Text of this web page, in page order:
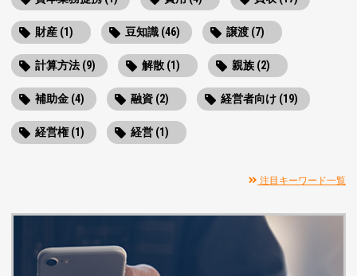
財産 (1) 豆知識 (46) 譲渡 (7)
計算方法 (9) 解散 (1) 親族 (2)
補助金 (4) 融資 (2) 経営者向け (19)
経営権 (1) 経営 (1)
注目キーワード一覧